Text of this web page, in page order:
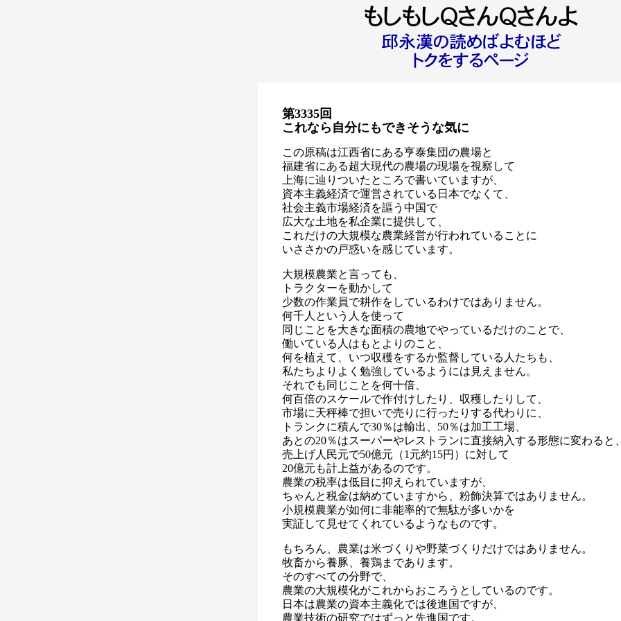
第3335回
これなら自分にもできそうな気に
この原稿は江西省にある亨泰集団の農場と
福建省にある超大現代の農場の現場を視察して
上海に辿りついたところで書いていますが、
資本主義経済で運営されている日本でなくて、
社会主義市場経済を謳う中国で
広大な土地を私企業に提供して、
これだけの大規模な農業経営が行われていることに
いささかの戸惑いを感じています。
大規模農業と言っても、
トラクターを動かして
少数の作業員で耕作をしているわけではありません。
何千人という人を使って
同じことを大きな面積の農地でやっているだけのことで、
働いている人はもとよりのこと、
何を植えて、いつ収穫をするか監督している人たちも、
私たちよりよく勉強しているようには見えません。
それでも同じことを何十倍、
何百倍のスケールで作付けしたり、収穫したりして、
市場に天秤棒で担いで売りに行ったりする代わりに、
トランクに積んで30％は輸出、50％は加工工場、
あとの20％はスーパーやレストランに直接納入する形態に変わると
売上げ人民元で50億元（1元約15円）に対して
20億元も計上益があるのです。
農業の税率は低目に抑えられていますが、
ちゃんと税金は納めていますから、粉飾決算ではありません。
小規模農業が如何に非能率的で無駄が多いかを
実証して見せてくれているようなものです。
もちろん、農業は米づくりや野菜づくりだけではありません。
牧畜から養豚、養鶏まであります。
そのすべての分野で、
農業の大規模化がこれからおころうとしているのです。
日本は農業の資本主義化では後進国ですが、
農業技術の研究ではずっと先進国です。